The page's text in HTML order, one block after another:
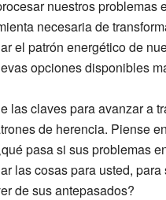
nuestros
necesaria de
el patrón energético de
opciones disponibles
las claves para avanzar a
de herencia. Piense
pasa si sus problemas
las cosas para usted,
de sus antepasados?